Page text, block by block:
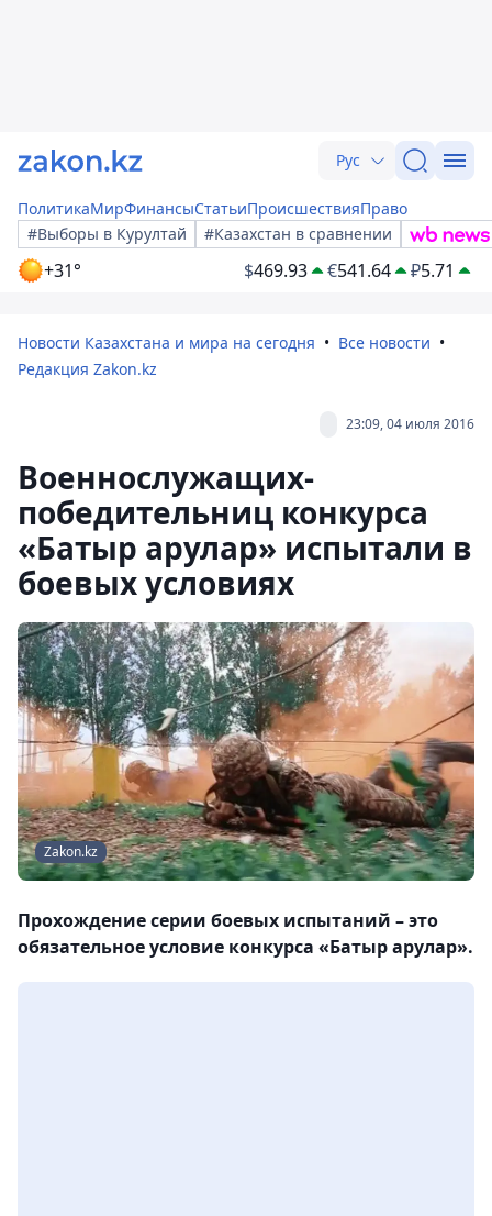
Рус
ПолитикаМирФинансыСтатьиПроисшествияПраво
#Выборы в Курултай
#Казахстан в сравнении
+31° $469.93 €541.64 ₽5.71
Новости Казахстана и мира на сегодня
Все новости
Редакция Zakon.kz
23:09, 04 июля 2016
Военнослужащих-
победительниц конкурса
«Батыр арулар» испытали в
боевых условиях
Zakon.kz
Прохождение серии боевых испытаний – это
обязательное условие конкурса «Батыр арулар».